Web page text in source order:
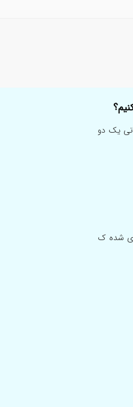
یک دو
شده ک